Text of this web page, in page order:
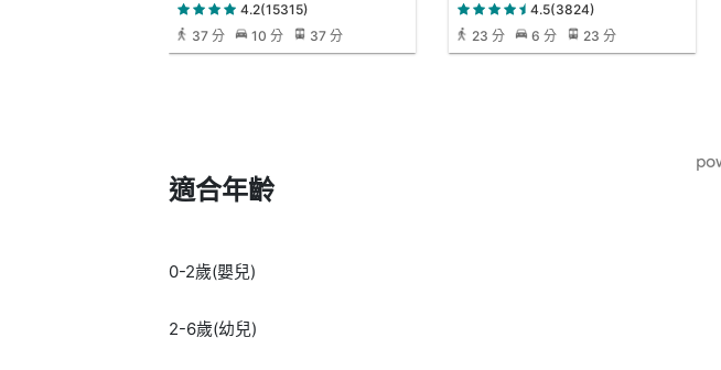
4.2(15315)
37 分
10 分 37 分
4.5(3824)
23 分
6 分 23 分
適合年齡
0-2歲(嬰兒)
2-6歲(幼兒)